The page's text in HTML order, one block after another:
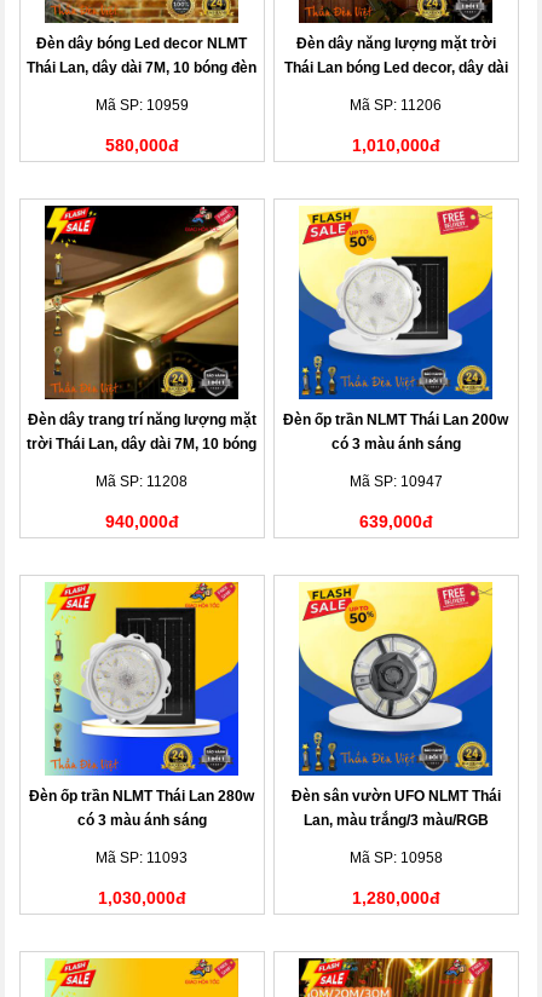
Đèn dây bóng Led decor NLMT
Thái Lan, dây dài 7M, 10 bóng đèn
Mã SP: 10959
580,000đ
Đèn dây năng lượng mặt trời
Thái Lan bóng Led decor, dây dài
Mã SP: 11206
1,010,000đ
Đèn dây trang trí năng lượng mặt
trời Thái Lan, dây dài 7M, 10 bóng
Mã SP: 11208
940,000đ
Đèn ốp trần NLMT Thái Lan 200w
có 3 màu ánh sáng
Mã SP: 10947
639,000đ
Đèn ốp trần NLMT Thái Lan 280w
có 3 màu ánh sáng
Mã SP: 11093
1,030,000đ
Đèn sân vườn UFO NLMT Thái
Lan, màu trắng/3 màu/RGB
Mã SP: 10958
1,280,000đ